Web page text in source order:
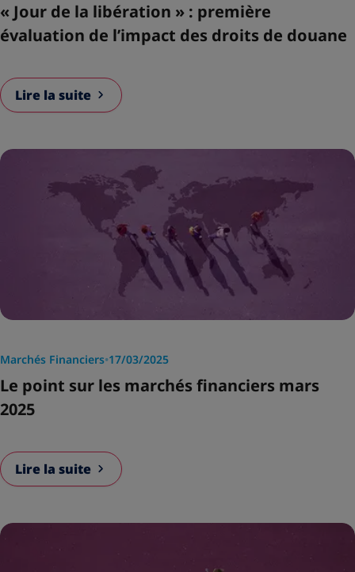
« Jour de la libération » : première
évaluation de l’impact des droits de douane
Lire la suite
Marchés Financiers•17/03/2025
Le point sur les marchés financiers mars
2025
Lire la suite